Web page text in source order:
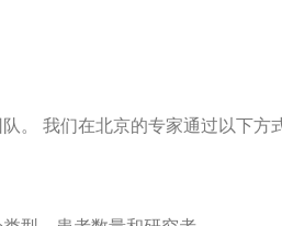
。 我们在北京的专家通过以下方